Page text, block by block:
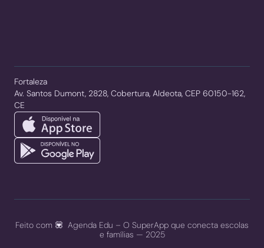
Fortaleza
Av. Santos Dumont, 2828, Cobertura, Aldeota, CEP 60150-162,
CE
Feito com 💟 Agenda Edu – O SuperApp que conecta escolas
e famílias — 2025